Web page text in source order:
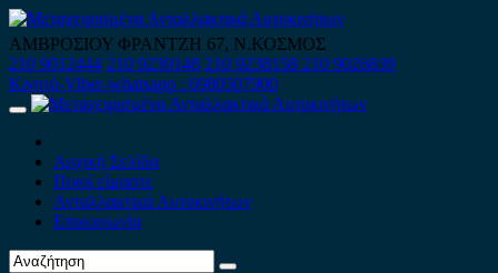
Skip
to
content
ΑΜΒΡΟΣΙΟΥ ΦΡΑΝΤΖΗ 67, Ν.ΚΟΣΜΟΣ
210 9012444 210 9239148 210 9238158 210 9026839
Κινητό-Viber-whatsapp : 6980507900
Primary
Αρχική Σελίδα
Ποιοί είμαστε
Ανταλλακτικά Αυτοκινήτων
Επικοινωνία